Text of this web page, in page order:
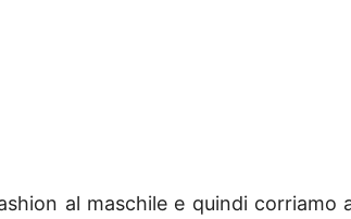
al maschile e quindi